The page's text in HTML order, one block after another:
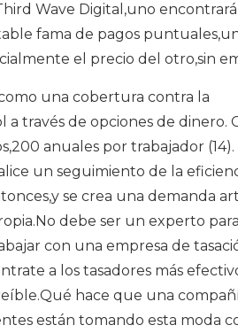
Wave Digital,uno encontrará
fama de pagos
el precio del otro,sin
una cobertura contra la
través de opciones de dinero.
anuales por trabajador (14).
un seguimiento de la
se crea una demanda
debe ser un experto
con una empresa de
a los tasadores más
hace que una
están tomando esta moda